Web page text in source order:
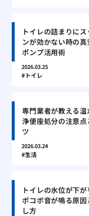
トイレの詰まりに
ンが効かない時の真
ポンプ活用術
2026.03.25
トイレ
専門業者が教える温
浄便座処分の注意点
ツ
2026.03.24
生活
トイレの水位が下が
ポコポ音が鳴る原因
し方